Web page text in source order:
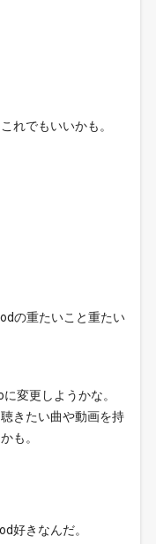
れでもいいかも。
の重たいこと重たい
変更しようかな。
きたい曲や動画を持
も。
好きなんだ。